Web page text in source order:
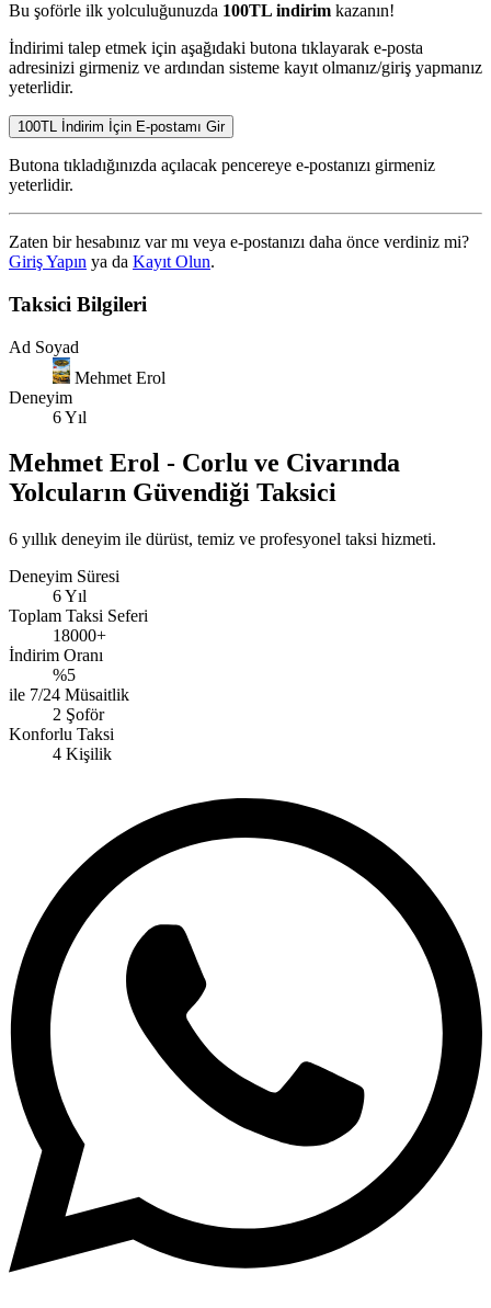
Bu şoförle ilk yolculuğunuzda 100TL indirim kazanın!
İndirimi talep etmek için aşağıdaki butona tıklayarak e-posta
adresinizi girmeniz ve ardından sisteme kayıt olmanız/giriş yapmanız
yeterlidir.
100TL İndirim İçin E-postamı Gir
Butona tıkladığınızda açılacak pencereye e-postanızı girmeniz
yeterlidir.
Zaten bir hesabınız var mı veya e-postanızı daha önce verdiniz mi?
Giriş Yapın ya da Kayıt Olun.
Taksici Bilgileri
Ad Soyad
Mehmet Erol
Deneyim
6 Yıl
Mehmet Erol - Corlu ve Civarında
Yolcuların Güvendiği Taksici
6 yıllık deneyim ile dürüst, temiz ve profesyonel taksi hizmeti.
Deneyim Süresi
6 Yıl
Toplam Taksi Seferi
18000+
İndirim Oranı
%5
ile 7/24 Müsaitlik
2 Şoför
Konforlu Taksi
4 Kişilik